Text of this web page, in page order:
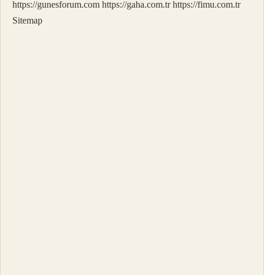
https://gunesforum.com https://gaha.com.tr https://fimu.com.tr
Sitemap